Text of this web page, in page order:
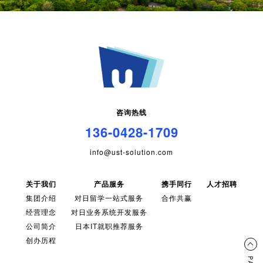
咨询热线
136-0428-1709
info@ust-solution.com
关于我们
集团介绍
经营理念
公司简介
创办历程
产品服务
对日留学一站式服务
对日业务系统开发服务
日本IT就职推荐服务
携手同行
合作共赢
人才招聘